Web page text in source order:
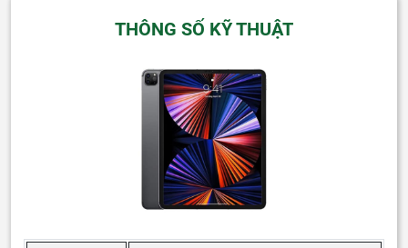
THÔNG SỐ KỸ THUẬT